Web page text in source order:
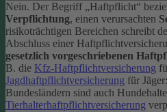
Nein. Der Begriff „Haftpflicht“
Verpflichtung, einen verursachten
risikoträchtigen Bereichen schreibt
Abschluss einer
gesetzlich vorgeschriebenen
B. die Kfz-Haftpflichtversicherung
Jagdhaftpflichtversicherung für
Bundesländern sind auch
Tierhalterhaftpflichtversicherung